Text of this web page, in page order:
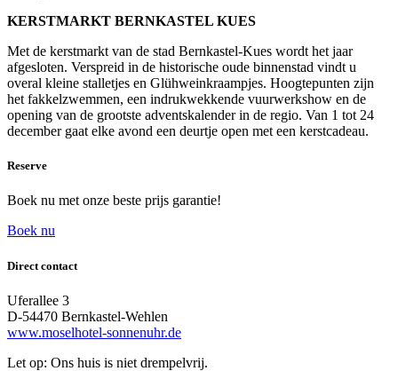
KERSTMARKT BERNKASTEL KUES
Met de kerstmarkt van de stad Bernkastel-Kues wordt het jaar
afgesloten. Verspreid in de historische oude binnenstad vindt u
overal kleine stalletjes en Glühweinkraampjes. Hoogtepunten zijn
het fakkelzwemmen, een indrukwekkende vuurwerkshow en de
opening van de grootste adventskalender in de regio. Van 1 tot 24
december gaat elke avond een deurtje open met een kerstcadeau.
Reserve
Boek nu met onze beste prijs garantie!
Boek nu
Direct contact
Uferallee 3
D-54470 Bernkastel-Wehlen
www.moselhotel-sonnenuhr.de
Let op: Ons huis is niet drempelvrij.